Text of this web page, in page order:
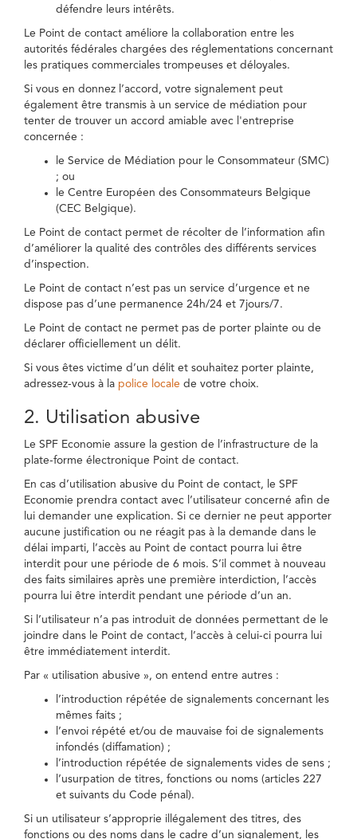
défendre leurs intérêts.
Le Point de contact améliore la collaboration entre les
autorités fédérales chargées des réglementations concernant
les pratiques commerciales trompeuses et déloyales.
Si vous en donnez l’accord, votre signalement peut
également être transmis à un service de médiation pour
tenter de trouver un accord amiable avec l'entreprise
concernée :
le Service de Médiation pour le Consommateur (SMC)
; ou
le Centre Européen des Consommateurs Belgique
(CEC Belgique).
Le Point de contact permet de récolter de l’information afin
d’améliorer la qualité des contrôles des différents services
d’inspection.
Le Point de contact n’est pas un service d’urgence et ne
dispose pas d’une permanence 24h/24 et 7jours/7.
Le Point de contact ne permet pas de porter plainte ou de
déclarer officiellement un délit.
Si vous êtes victime d’un délit et souhaitez porter plainte,
adressez-vous à la police locale de votre choix.
2. Utilisation abusive
Le SPF Economie assure la gestion de l’infrastructure de la
plate-forme électronique Point de contact.
En cas d’utilisation abusive du Point de contact, le SPF
Economie prendra contact avec l’utilisateur concerné afin de
lui demander une explication. Si ce dernier ne peut apporter
aucune justification ou ne réagit pas à la demande dans le
délai imparti, l’accès au Point de contact pourra lui être
interdit pour une période de 6 mois. S’il commet à nouveau
des faits similaires après une première interdiction, l’accès
pourra lui être interdit pendant une période d’un an.
Si l’utilisateur n’a pas introduit de données permettant de le
joindre dans le Point de contact, l’accès à celui-ci pourra lui
être immédiatement interdit.
Par « utilisation abusive », on entend entre autres :
l’introduction répétée de signalements concernant les
mêmes faits ;
l’envoi répété et/ou de mauvaise foi de signalements
infondés (diffamation) ;
l’introduction répétée de signalements vides de sens ;
l’usurpation de titres, fonctions ou noms (articles 227
et suivants du Code pénal).
Si un utilisateur s’approprie illégalement des titres, des
fonctions ou des noms dans le cadre d’un signalement, les